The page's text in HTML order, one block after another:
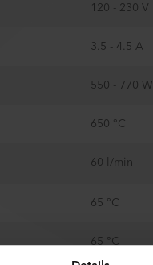
120 - 230 V
3.5 - 4.5 A
550 - 770 W
650 °C
60 l/min
65 °C
65 °C